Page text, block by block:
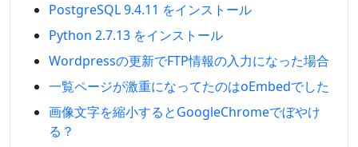
PostgreSQL 9.4.11 をインストール
Python 2.7.13 をインストール
Wordpressの更新でFTP情報の入力になった場合
一覧ページが激重になってたのはoEmbedでした
画像文字を縮小するとGoogleChromeでぼやけ
る？